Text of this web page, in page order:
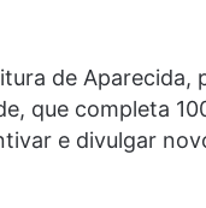
de Aparecida,
que completa
e divulgar